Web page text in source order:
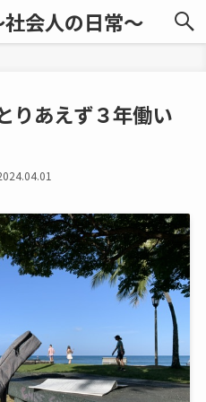
会人の日常～
りあえず３年働い